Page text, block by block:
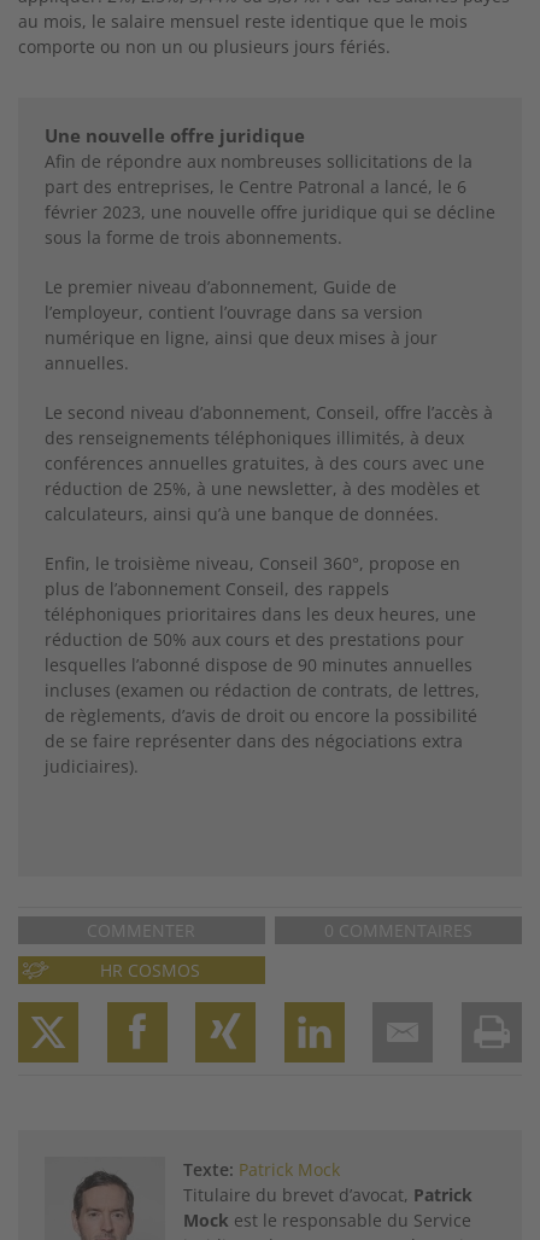
au mois, le salaire mensuel reste identique que le mois
comporte ou non un ou plusieurs jours fériés.
Une nouvelle offre juridique
Afin de répondre aux nombreuses sollicitations de la
part des entreprises, le Centre Patronal a lancé, le 6
février 2023, une nouvelle offre juridique qui se décline
sous la forme de trois abonnements.
Le premier niveau d’abonnement, Guide de
l’employeur, contient l’ouvrage dans sa version
numérique en ligne, ainsi que deux mises à jour
annuelles.
Le second niveau d’abonnement, Conseil, offre l’accès à
des renseignements téléphoniques illimités, à deux
conférences annuelles gratuites, à des cours avec une
réduction de 25%, à une newsletter, à des modèles et
calculateurs, ainsi qu’à une banque de données.
Enfin, le troisième niveau, Conseil 360°, propose en
plus de l’abonnement Conseil, des rappels
téléphoniques prioritaires dans les deux heures, une
réduction de 50% aux cours et des prestations pour
lesquelles l’abonné dispose de 90 minutes annuelles
incluses (examen ou rédaction de contrats, de lettres,
de règlements, d’avis de droit ou encore la possibilité
de se faire représenter dans des négociations extra
judiciaires).
COMMENTER
0 COMMENTAIRES
HR COSMOS
Texte: Patrick Mock
Titulaire du brevet d’avocat, Patrick
Mock est le responsable du Service